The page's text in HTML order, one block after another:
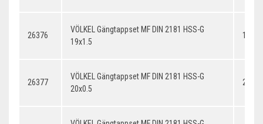
26376
VÖLKEL Gängtappset MF DIN 2181 HSS-G
19x1.5
26377
VÖLKEL Gängtappset MF DIN 2181 HSS-G
20x0.5